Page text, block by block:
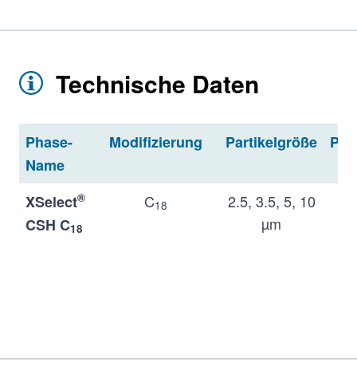
Technische Daten
Phase-
Name
Modifizierung Partikelgröße
XSelect®
CSH C18
C18
2.5, 3.5, 5, 10
µm